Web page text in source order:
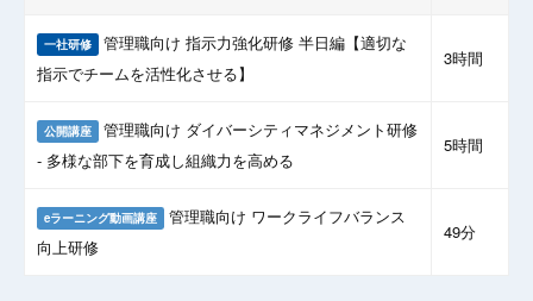
一社研修 管理職向け 指示力強化研修 半日編【適切な
指示でチームを活性化させる】
3時間
公開講座 管理職向け ダイバーシティマネジメント研修
- 多様な部下を育成し組織力を高める
5時間
eラーニング動画講座 管理職向け ワークライフバランス
向上研修
49分